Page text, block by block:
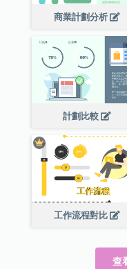
商業計劃分析
計劃比較
工作流程對比
查